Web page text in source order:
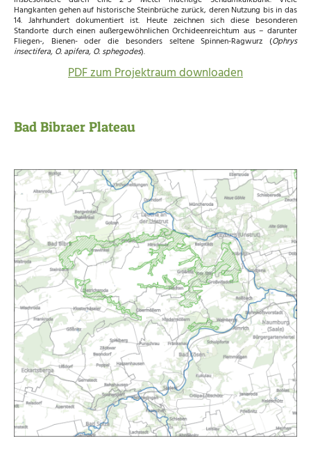
Hangkanten gehen auf historische Steinbrüche zurück, deren Nutzung bis in das
14. Jahrhundert dokumentiert ist. Heute zeichnen sich diese besonderen
Standorte durch einen außergewöhnlichen Orchideenreichtum aus – darunter
Fliegen-, Bienen- oder die besonders seltene Spinnen-Ragwurz (Ophrys
insectifera, O. apifera, O. sphegodes).
PDF zum Projektraum downloaden
Bad Bibraer Plateau